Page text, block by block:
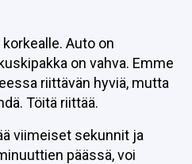
Auto on
on vahva. Emme
riittävän hyviä, mutta
Töitä riittää.
viimeiset sekunnit ja
päässä, voi